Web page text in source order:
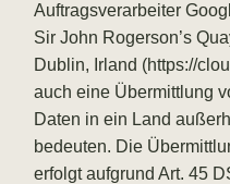
Auftragsverarbeiter
Sir John Rogerson’s
Dublin, Irland (https://
auch eine Übermittlung
Daten in ein Land
bedeuten. Die
erfolgt aufgrund Art. 45